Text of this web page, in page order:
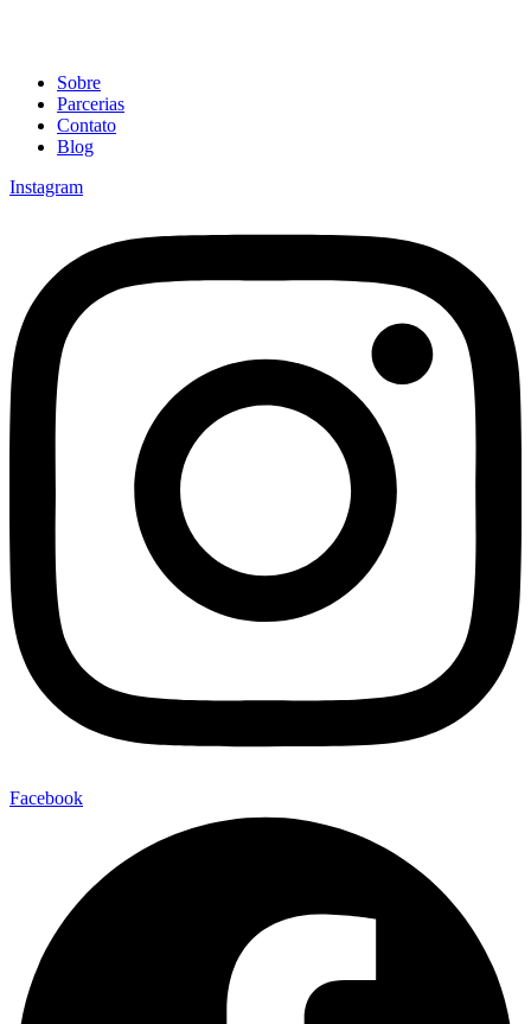
Sobre
Parcerias
Contato
Blog
Instagram
Facebook